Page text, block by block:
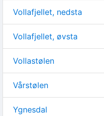
Vollafjellet, nedsta
Vollafjellet, øvsta
Vollastølen
Vårstølen
Ygnesdal